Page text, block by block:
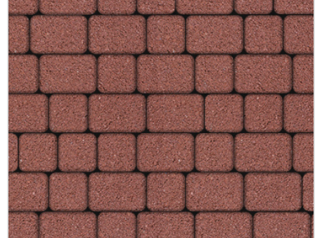
+7 (3452) 600-302
Телефон
zakaz@kedr.agency
E-mail